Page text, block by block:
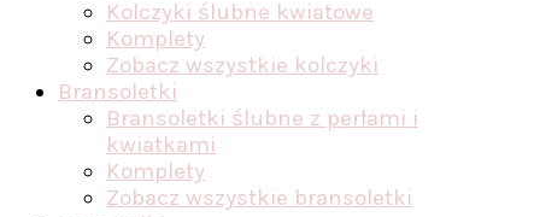
Kolczyki ślubne kwiatowe
Komplety
Zobacz wszystkie kolczyki
Bransoletki
Bransoletki ślubne z perłami i
kwiatkami
Komplety
Zobacz wszystkie bransoletki